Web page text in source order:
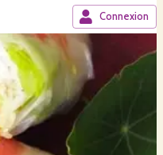
Connexion